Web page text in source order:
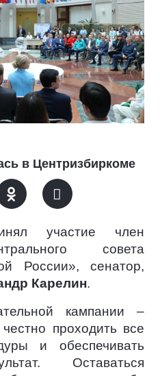
в Центризбиркоме
участие член
совета
России», сенатор,
Карелин.
кампании –
проходить все
и обеспечивать
Оставаться